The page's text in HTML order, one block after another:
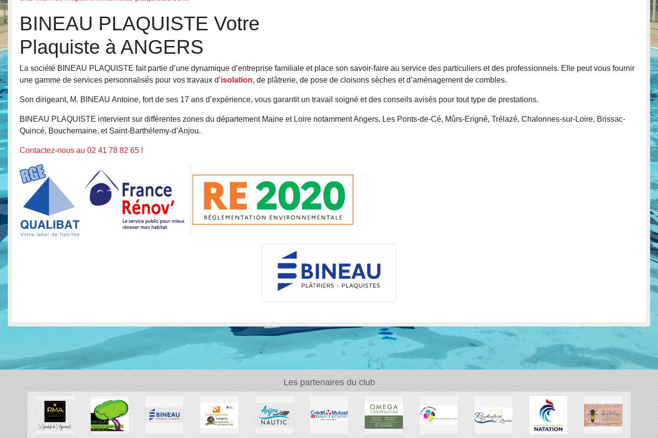
BINEAU PLAQUISTE Votre
Plaquiste à ANGERS
La société BINEAU PLAQUISTE fait partie d’une dynamique d’entreprise familiale et place son savoir-faire au service des particuliers et des professionnels. Elle peut vous fournir
une gamme de services personnalisés pour vos travaux d’isolation, de plâtrerie, de pose de cloisons sèches et d’aménagement de combles.
Son dirigeant, M. BINEAU Antoine, fort de ses 17 ans d’expérience, vous garantit un travail soigné et des conseils avisés pour tout type de prestations.
BINEAU PLAQUISTE intervient sur différentes zones du département Maine et Loire notamment Angers, Les Ponts-de-Cé, Mûrs-Erigné, Trélazé, Chalonnes-sur-Loire, Brissac-
Quincé, Bouchemaine, et Saint-Barthélemy-d’Anjou.
Contactez-nous au 02 41 78 82 65 !
Les partenaires du club